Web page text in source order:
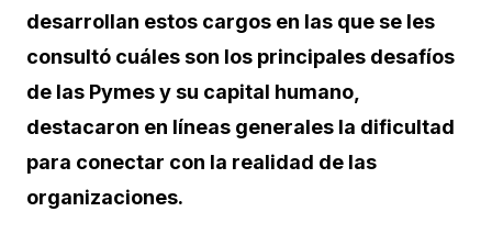
desarrollan estos cargos en las que se les
consultó cuáles son los principales desafíos
de las Pymes y su capital humano,
destacaron en líneas generales la dificultad
para conectar con la realidad de las
organizaciones.